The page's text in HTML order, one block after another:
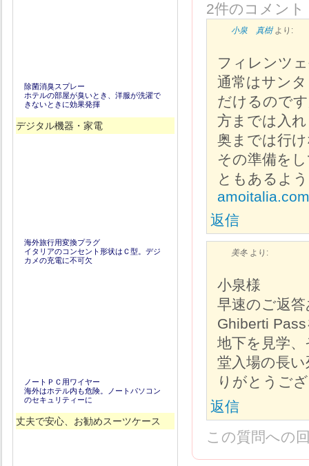
2件のコメント
小泉 真樹 より:
フィレンツ
通常はサン
だけるので
方までは入
奥までは行
その準備を
ともあるよ
返信
美冬 より:
小泉様
早速のご返
Ghiberti
地下を見学
堂入場の長
りがとうご
返信
この質問への
除菌消臭スプレー
ホテルの部屋が臭いとき、洋服が洗濯で
きないときに効果発揮
デジタル機器・家電
海外旅行用変換プラグ
イタリアのコンセント形状はＣ型。デジ
カメの充電に不可欠
ノートＰＣ用ワイヤー
海外はホテル内も危険。ノートパソコン
のセキュリティーに
丈夫で安心、お勧めスーツケース